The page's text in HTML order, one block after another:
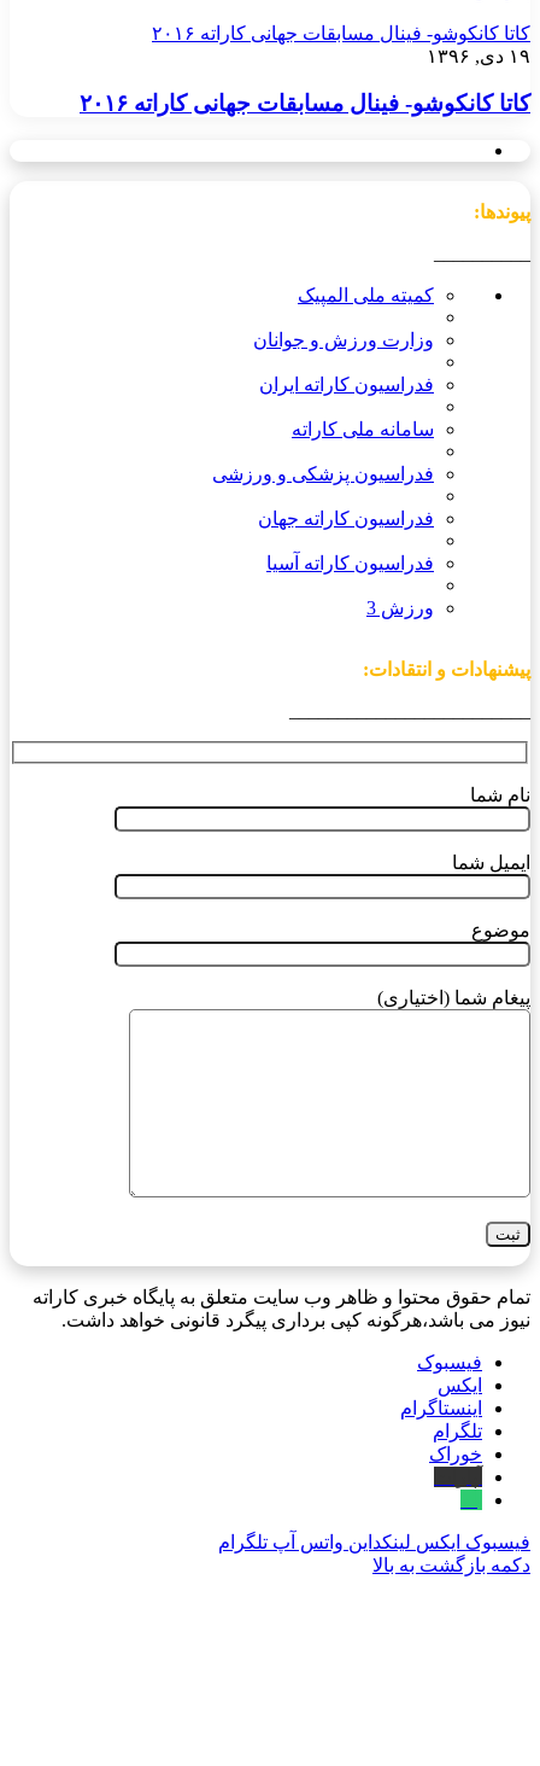
کاتا کانکوشو- فینال مسابقات جهانی کاراته ۲۰۱۶
۱۹ دی, ۱۳۹۶
کاتا کانکوشو- فینال مسابقات جهانی کاراته ۲۰۱۶
پیوندها:
کمیته ملی المپیک
وزارت ورزش و جوانان
فدراسیون کاراته ایران
سامانه ملی کاراته
فدراسیون پزشکی و ورزشی
فدراسیون کاراته جهان
فدراسیون کاراته آسیا
ورزش 3
پیشنهادات و انتقادات:
نام شما
ایمیل شما
موضوع
پیغام شما (اختیاری)
تمام حقوق محتوا و ظاهر وب سایت متعلق به پایگاه خبری کاراته
نیوز می باشد،هرگونه کپی برداری پیگرد قانونی خواهد داشت.
فیسبوک
ایکس
اینستاگرام
تلگرام
خوراک
فیسبوک ایکس لینکداین واتس آپ تلگرام
دکمه بازگشت به بالا